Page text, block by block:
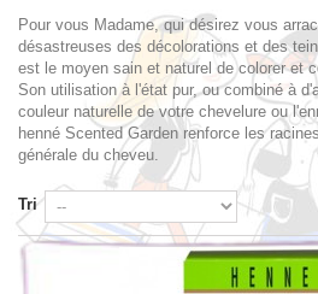
Pour vous Madame, qui désirez vous
désastreuses des décolorations et des
est le moyen sain et naturel de colorer et
Son utilisation à l'état pur, ou combiné à
couleur naturelle de votre chevelure ou
henné Scented Garden renforce les
générale du cheveu.
Tri